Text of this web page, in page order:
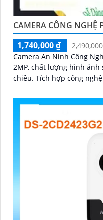
CAMERA CÔNG NGHỆ
1,740,000 ₫
Camera An Ninh Công
2MP, chất lượng hình ảnh sắc nét. Hỗ trợ đèn LED
chiều. Tích hợp công